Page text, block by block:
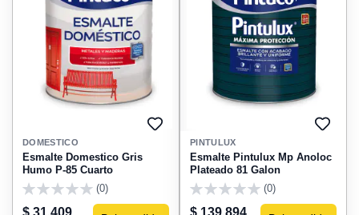
AGREGAR
FAVORITOS
DOMESTICO
Esmalte Domestico Gris
Humo P-85 Cuarto
(0)
$ 31.409
PINTULUX
Esmalte Pintulux Mp Anoloc
Plateado 81 Galon
(0)
$ 139.894